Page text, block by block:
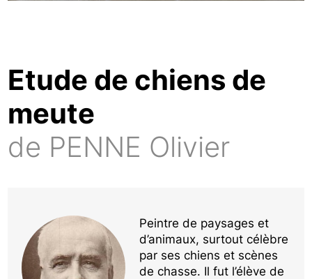
Etude de chiens de
meute
de PENNE Olivier
Peintre de paysages et
d’animaux, surtout célèbre
par ses chiens et scènes
de chasse. Il fut l’élève de